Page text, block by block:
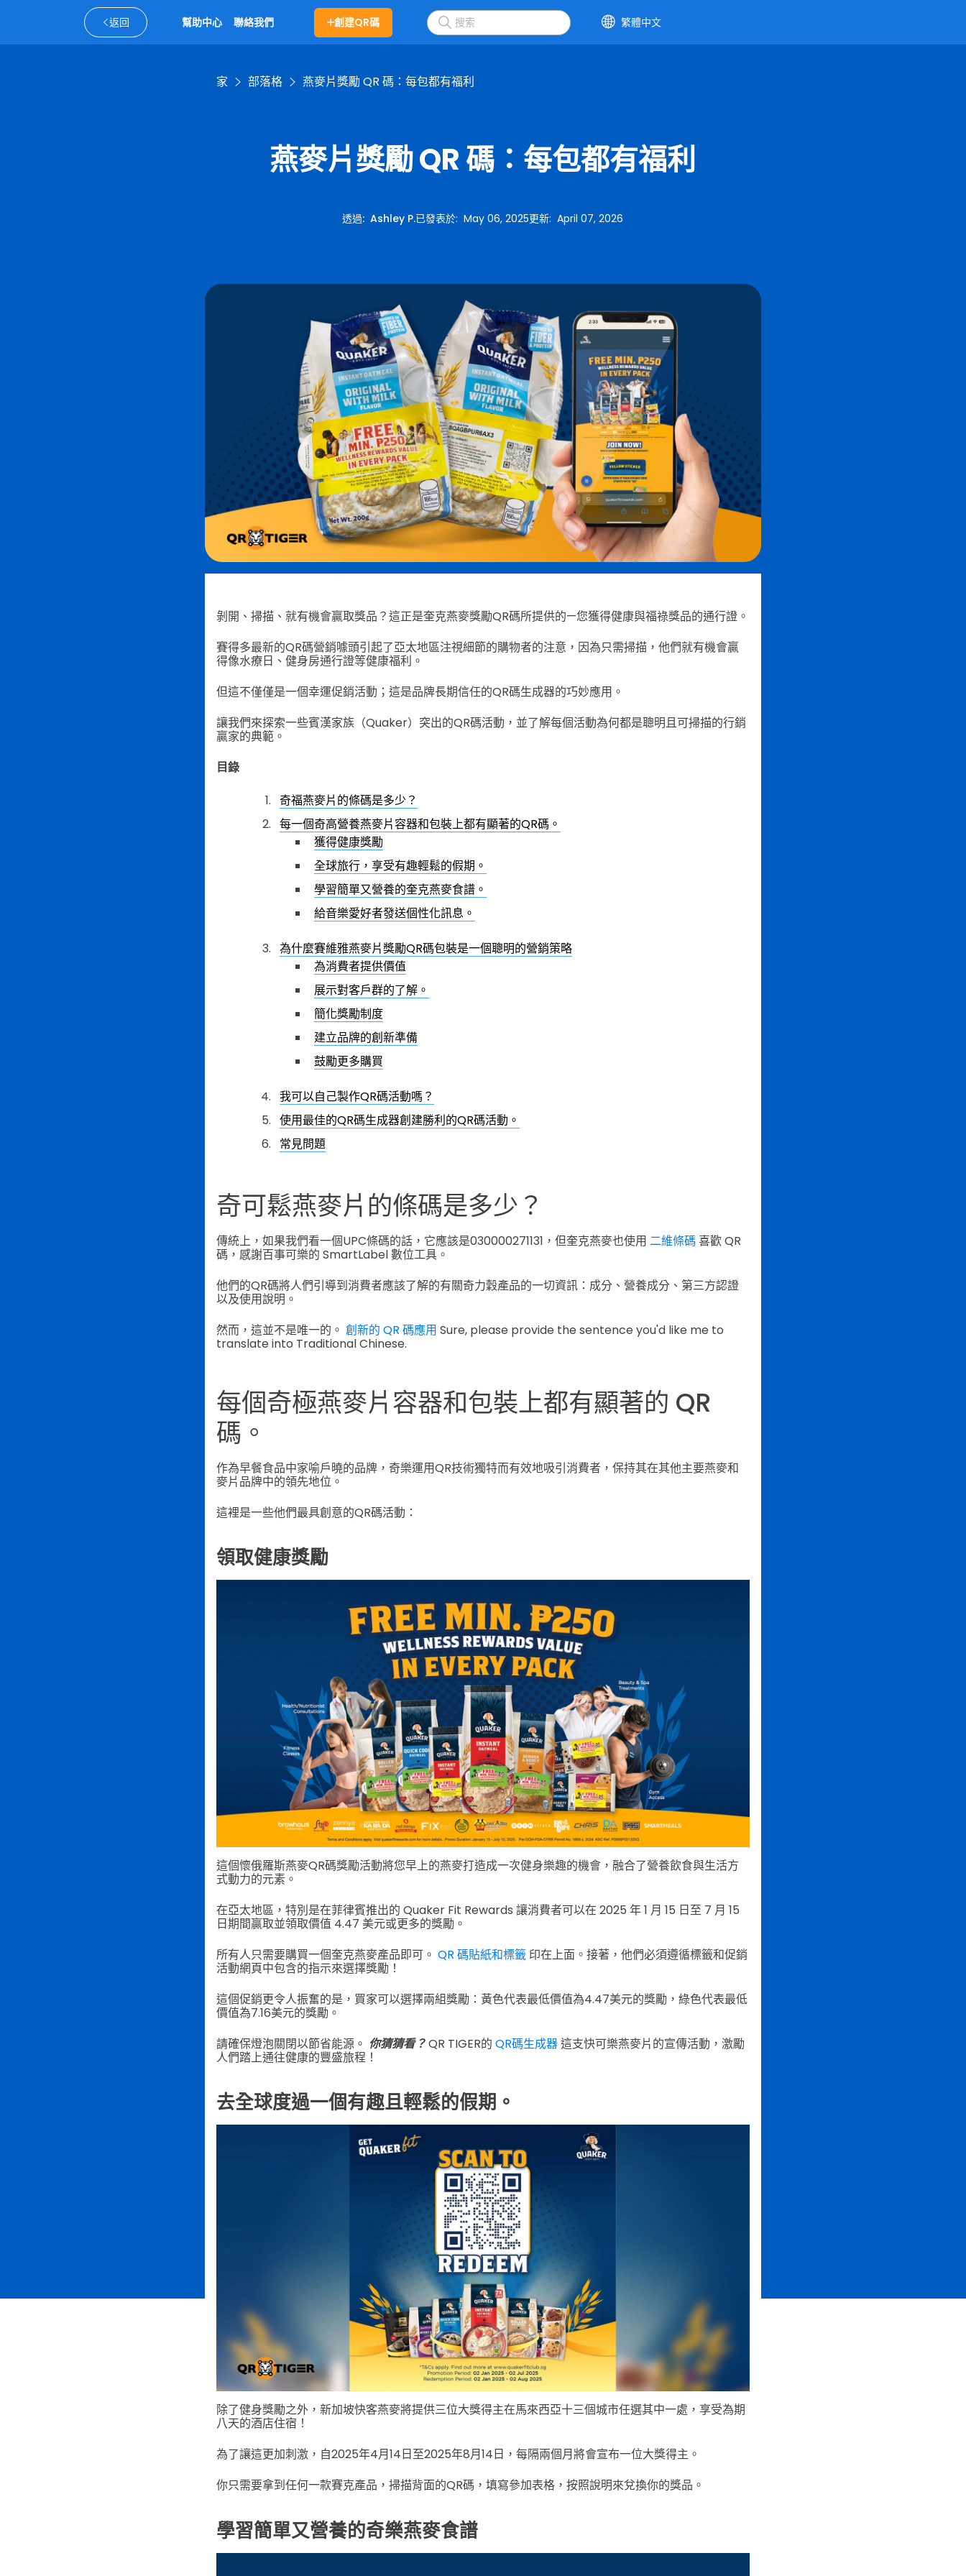
返回 幫助中心 聯絡我們 創建QR碼 繁體中文
家 部落格 燕麥片獎勵 QR 碼：每包都有福利
燕麥片獎勵 QR 碼：每包都有福利
透過:Ashley P.已發表於:May 06, 2025更新:April 07, 2026
剝開、掃描、就有機會贏取獎品？這正是奎克燕麥獎勵QR碼所提供的—您獲得健康與福祿獎品的通行證。
賽得多最新的QR碼營銷噱頭引起了亞太地區注視細節的購物者的注意，因為只需掃描，他們就有機會贏
得像水療日、健身房通行證等健康福利。
但這不僅僅是一個幸運促銷活動；這是品牌長期信任的QR碼生成器的巧妙應用。
讓我們來探索一些賓漢家族（Quaker）突出的QR碼活動，並了解每個活動為何都是聰明且可掃描的行銷
贏家的典範。
目錄
奇福燕麥片的條碼是多少？
每一個奇高營養燕麥片容器和包裝上都有顯著的QR碼。
獲得健康獎勵
全球旅行，享受有趣輕鬆的假期。
學習簡單又營養的奎克燕麥食譜。
給音樂愛好者發送個性化訊息。
為什麼賽維雅燕麥片獎勵QR碼包裝是一個聰明的營銷策略
為消費者提供價值
展示對客戶群的了解。
簡化獎勵制度
建立品牌的創新準備
鼓勵更多購買
我可以自己製作QR碼活動嗎？
使用最佳的QR碼生成器創建勝利的QR碼活動。
常見問題
奇可鬆燕麥片的條碼是多少？
傳統上，如果我們看一個UPC條碼的話，它應該是030000271131，但奎克燕麥也使用 二維條碼 喜歡 QR
碼，感謝百事可樂的 SmartLabel 數位工具。
他們的QR碼將人們引導到消費者應該了解的有關奇力穀產品的一切資訊：成分、營養成分、第三方認證
以及使用說明。
然而，這並不是唯一的。 創新的 QR 碼應用 Sure, please provide the sentence you'd like me to
translate into Traditional Chinese.
每個奇極燕麥片容器和包裝上都有顯著的 QR
碼。
作為早餐食品中家喻戶曉的品牌，奇樂運用QR技術獨特而有效地吸引消費者，保持其在其他主要燕麥和
麥片品牌中的領先地位。
這裡是一些他們最具創意的QR碼活動：
領取健康獎勵
這個懷俄羅斯燕麥QR碼獎勵活動將您早上的燕麥打造成一次健身樂趣的機會，融合了營養飲食與生活方
式動力的元素。
在亞太地區，特別是在菲律賓推出的 Quaker Fit Rewards 讓消費者可以在 2025 年 1 月 15 日至 7 月 15
日期間贏取並領取價值 4.47 美元或更多的獎勵。
所有人只需要購買一個奎克燕麥產品即可。 QR 碼貼紙和標籤印在上面。接著，他們必須遵循標籤和促銷
活動網頁中包含的指示來選擇獎勵！
這個促銷更令人振奮的是，買家可以選擇兩組獎勵：黃色代表最低價值為4.47美元的獎勵，綠色代表最低
價值為7.16美元的獎勵。
請確保燈泡關閉以節省能源。 你猜猜看？QR TIGER的 QR碼生成器這支快可樂燕麥片的宣傳活動，激勵
人們踏上通往健康的豐盛旅程！
去全球度過一個有趣且輕鬆的假期。
除了健身獎勵之外，新加坡快客燕麥將提供三位大獎得主在馬來西亞十三個城市任選其中一處，享受為期
八天的酒店住宿！
為了讓這更加刺激，自2025年4月14日至2025年8月14日，每隔兩個月將會宣布一位大獎得主。
你只需要拿到任何一款賽克產品，掃描背面的QR碼，填寫參加表格，按照說明來兌換你的獎品。
學習簡單又營養的奇樂燕麥食譜